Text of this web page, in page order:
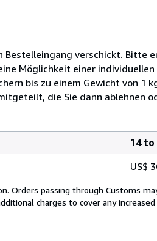
Bestelleingang verschickt. Bitte
Möglichkeit einer
bis zu einem Gewicht von 1
die Sie dann ablehnen
14 to
US$
Orders passing through Customs
charges to cover any